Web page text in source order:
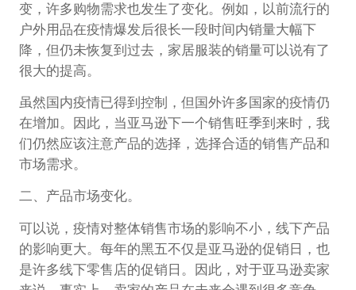
变，许多购物需求也发生了变化。例如，以前流行的
户外用品在疫情爆发后很长一段时间内销量大幅下
降，但仍未恢复到过去，家居服装的销量可以说有了
很大的提高。
虽然国内疫情已得到控制，但国外许多国家的疫情仍
在增加。因此，当亚马逊下一个销售旺季到来时，我
们仍然应该注意产品的选择，选择合适的销售产品和
市场需求。
二、产品市场变化。
可以说，疫情对整体销售市场的影响不小，线下产品
的影响更大。每年的黑五不仅是亚马逊的促销日，也
是许多线下零售店的促销日。因此，对于亚马逊卖家